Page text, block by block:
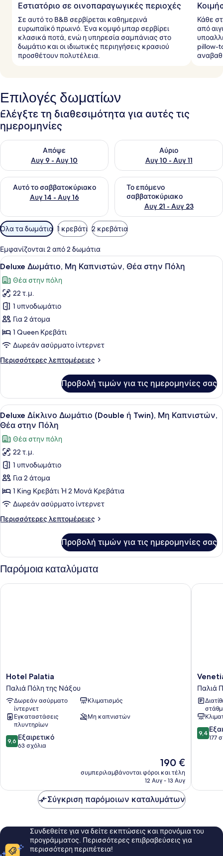
Εστιατόριο σε οινοπαραγωγικές περιοχές
Σε αυτό το B&B σερβίρεται καθημερινά
ευρωπαϊκό πρωινό. Ένα κομψό μπαρ σερβίρει
κλασικά ποτά, ενώ η υπηρεσία σαμπάνιας στο
δωμάτιο και οι ιδιωτικές περιηγήσεις κρασιού
προσθέτουν πολυτέλεια.
Κάθε
από
pillow-
Επιλογές δωματίων
Ελέγξτε τη διαθεσιμότητα για αυτές τις
ημερομηνίες
Απόψε
Αυγ 9 - Αυγ 10
Έλεγχος διαθεσιμότητας για απόψε Αυγ 9 - Αυγ 10
Αύριο
Αυγ 10 - Αυγ 11
Έλεγχος διαθεσιμότητας
Αυτό το σαββατοκύριακο
Αυγ 14 - Αυγ 16
Έλεγχος διαθεσιμότητας για αυτό το σαββατοκύριακο Αυγ
Το επόμενο
σαββατοκύριακο
Αυγ 21 - Αυγ 23
Έλεγχος διαθεσιμότητας
Διαθέσιμα
φίλτρα
για
τα
δωμάτια
Όλα τα δωμάτια 1 κρεβάτι 2 κρεβάτια
Εμφανίζονται 2 από 2 δωμάτια
Προβολή
όλων
των
φωτογραφιών
για
Deluxe
Δωμάτιο,
Μη
Καπνιστών,
Θέα
Ένα σύγχρονο δωμάτιο
21
Deluxe Δωμάτιο, Μη Καπνιστών, Θέα στην Πόλη
Θέα στην πόλη
22 τ.μ.
1 υπνοδωμάτιο
Για 2 άτομα
1 Queen Κρεβάτι
Δωρεάν ασύρματο ίντερνετ
Περισσότερες λεπτομέρειες
Περισσότερες
Δωμάτιο,
Μη
Καπνιστών,
Θέα
στην
Πόλη
Προβολή τιμών για τις ημερομηνίες σας
Προβολή
όλων
των
φωτογραφιών
για
Deluxe
Δίκλινο
Δωμάτιο
(Double
Twin),
Θέα
στην
Πόλη
Ένα μοντέρνο υπνοδωμάτιο με
8
Deluxe Δίκλινο Δωμάτιο (Double ή Twin), Μη Καπνιστών,
Θέα στην Πόλη
Θέα στην πόλη
22 τ.μ.
1 υπνοδωμάτιο
Για 2 άτομα
1 King Κρεβάτι Ή 2 Μονά Κρεβάτια
Δωρεάν ασύρματο ίντερνετ
Περισσότερες λεπτομέρειες
Περισσότερες
Δίκλινο
Δωμάτιο
(Double
Twin),
Προβολή τιμών για τις ημερομηνίες σας
Παρόμοια καταλύματα
Hotel
Palatia
Παλιά
Πόλη
της
Νάξου
Hotel Palatia
Παλιά Πόλη της Νάξου
Δωρεάν ασύρματο
ίντερνετ
Κλιματισμός
Εγκαταστάσεις
πλυντηρίων
Μη καπνιστών
9.6
στα
9,6 Εξαιρετικό
63 σχόλια
Η
τιμή
είναι
190 €
συμπεριλαμβάνονται φόροι και τέλη
12 Αυγ - 13 Αυγ
Hotel Palatia
Suites
Παλιά
Πόλη
της
Νάξου
Παλιά
9.4
στα
9,4
177
Σύγκριση παρόμοιων καταλυμάτων
Συνδεθείτε για να δείτε εκπτώσεις και προνόμια του
προγράμματος. Περισσότερες επιβραβεύσεις για
περισσότερη περιπέτεια!